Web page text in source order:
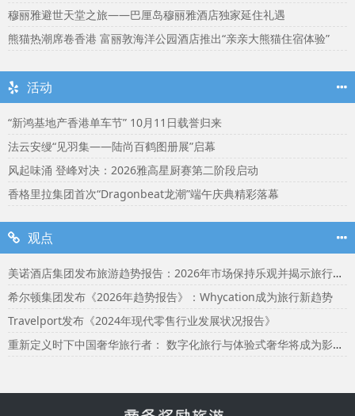
穆丽雅避世天堂之旅——巴厘岛穆丽雅酒店独家延住礼遇
熊猫热潮席卷香港 富丽敦海洋公园酒店推出“亲亲大熊猫住宿体验”
活动
“新鸿基地产香港单车节” 10月11日载誉归来
法云安缦“见羽集——陆尚百鹤图册展”启幕
风起味涌 登峰对决：2026雅高星厨赛第二阶段启动
香格里拉集团首次“Dragonbeat龙潮”端午庆典精彩落幕
观点
美诺酒店集团发布旅游趋势报告：2026年市场保持乐观并揭示旅行者渴望联结
希尔顿集团发布《2026年趋势报告》：Whycation成为旅行新趋势
Travelport发布《2024年现代零售行业发展状况报告》
重新定义时下中国奢华旅行者： 数字化旅行与体验式奢华将成为影响2024年旅行选择的关键词